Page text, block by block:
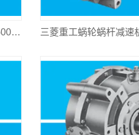
三菱重工蜗轮蜗杆减速机SUHW500L-50